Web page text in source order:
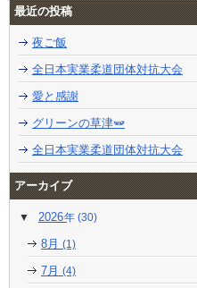
最近の投稿
夜ご飯
全日本実業柔道団体対抗大会
愛と感謝
グリーンの草津🫛
全日本実業柔道団体対抗大会
アーカイブ
2026 (30)
8月 (1)
7月 (4)